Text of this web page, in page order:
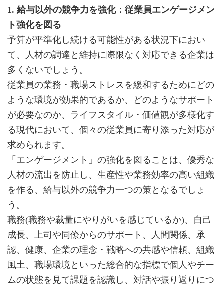
1. 給与以外の競争力を強化：従業員エンゲージメン
ト強化を図る
予算が平準化し続ける可能性がある状況下におい
て、人材の調達と維持に際限なく対応できる企業は
多くないでしょう。
従業員の業務・職場ストレスを緩和するためにどの
ような環境が効果的であるか、どのようなサポート
が必要なのか、ライフスタイル・価値観が多様化す
る現代において、個々の従業員に寄り添った対応が
求められます。
「エンゲージメント」の強化を図ることは、優秀な
人材の流出を防止し、生産性や業務効率の高い組織
を作る、給与以外の競争力一つの策となるでしょ
う。
職務(職務や裁量にやりがいを感じているか)、自己
成長、上司や同僚からのサポート、人間関係、承
認、健康、企業の理念・戦略への共感や信頼、組織
風土、職場環境といった総合的な指標で個人やチー
ムの状態を見て課題を認識し、対話や振り返りにつ